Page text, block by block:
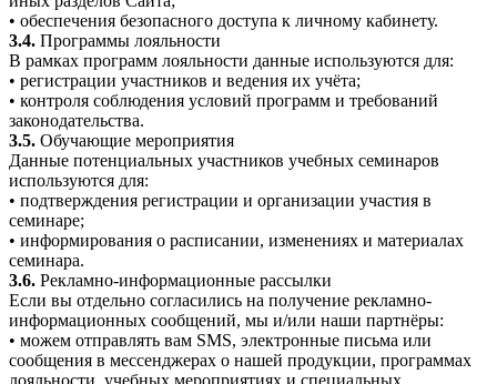
• обеспечения безопасного доступа к личному кабинету.
3.4. Программы лояльности
В рамках программ лояльности данные используются для:
• регистрации участников и ведения их учёта;
• контроля соблюдения условий программ и требований
законодательства.
3.5. Обучающие мероприятия
Данные потенциальных участников учебных семинаров
используются для:
• подтверждения регистрации и организации участия в
семинаре;
• информирования о расписании, изменениях и материалах
семинара.
3.6. Рекламно-информационные рассылки
Если вы отдельно согласились на получение рекламно-
информационных сообщений, мы и/или наши партнёры:
• можем отправлять вам SMS, электронные письма или
сообщения в мессенджерах о нашей продукции, программах
лояльности, учебных мероприятиях и специальных